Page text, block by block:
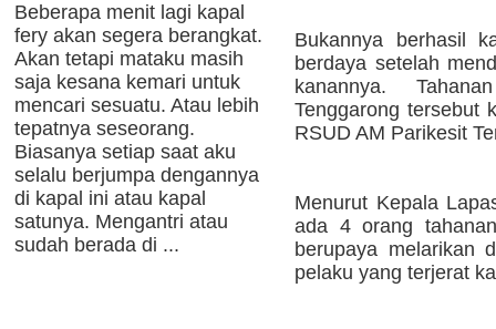
Beberapa menit lagi kapal
fery akan segera berangkat.
Akan tetapi mataku masih
saja kesana kemari untuk
mencari sesuatu. Atau lebih
tepatnya seseorang.
Biasanya setiap saat aku
selalu berjumpa dengannya
di kapal ini atau kapal
satunya. Mengantri atau
sudah berada di ...
Bukannya berhasil
berdaya setelah
kanannya.
Tenggarong tersebut
RSUD AM Parikesit
Menurut Kepala
ada 4 orang
berupaya melarikan
pelaku yang terjerat